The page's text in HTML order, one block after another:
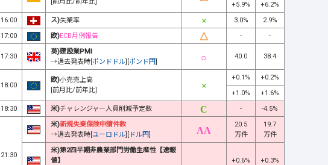
+5.9%
+6.2%
16:00
ス)失業率 3.0%
2.9%
17:00
欧)ECB月例報告 - -
17:30
英)建設業PMI
→過去発表時[ポンドドル][ポンド円]
40.0 38.4
18:00
欧)小売売上高
[前月比/前年比]
+0.1%
+0.2%
+1.0%
+1.6%
18:30
米)チャレンジャー人員削減予定数 - -4.5%
21:30
米)新規失業保険申請件数
→過去発表時[ユーロドル][ ドル円]
20.5
万件
19.7
万件
米)第2四半期非農業部門労働生産性【速報
値】
+0.6% +0.3%